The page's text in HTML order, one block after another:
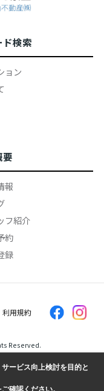
ド検索
ョン
要
報
フ紹介
約
録
利用規約
Reserved.
ービス向上検討を目的と
ご確認ください。